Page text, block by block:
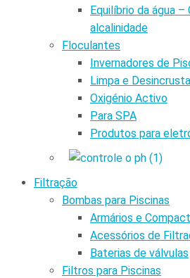
Equilíbrio da água
alcalinidade
Floculantes
Invernadores de
Limpa e
Oxigénio Activo
Para SPA
Produtos para
Filtração
Bombas para Piscinas
Armários e
Acessórios de
Baterias de válvulas
Filtros para Piscinas